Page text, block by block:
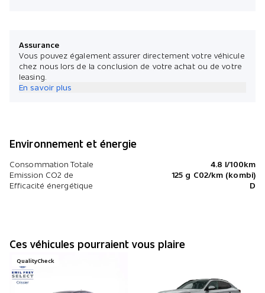
Assurance
Vous pouvez également assurer directement votre véhicule
chez nous lors de la conclusion de votre achat ou de votre
leasing.
En savoir plus
Environnement et énergie
Consommation Totale
4.8 l/100km
Emission CO2 de
125 g C02/km (kombi)
Efficacité énergétique
D
Ces véhicules pourraient vous plaire
QualityCheck